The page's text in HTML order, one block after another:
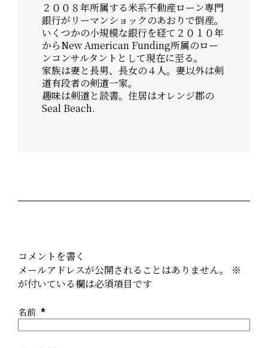
コメントを書く
メールアドレスが公開されることはありません。
※
が付いている欄は必須項目です
名前 *
２００８年所属する⽶系不動産ローン専⾨
銀⾏がリーマンショックのあおりで倒産。
いくつかの⼩規模な銀⾏を経て２０１０年
からNew American Funding所属のロー
ンコンサルタントとして現在に⾄る。
家族は妻と⻑男、⻑⼥の４⼈。妻以外は剣
道有段者の剣道⼀家。
趣味は剣道と読書。住居はオレンジ郡の
Seal Beach.